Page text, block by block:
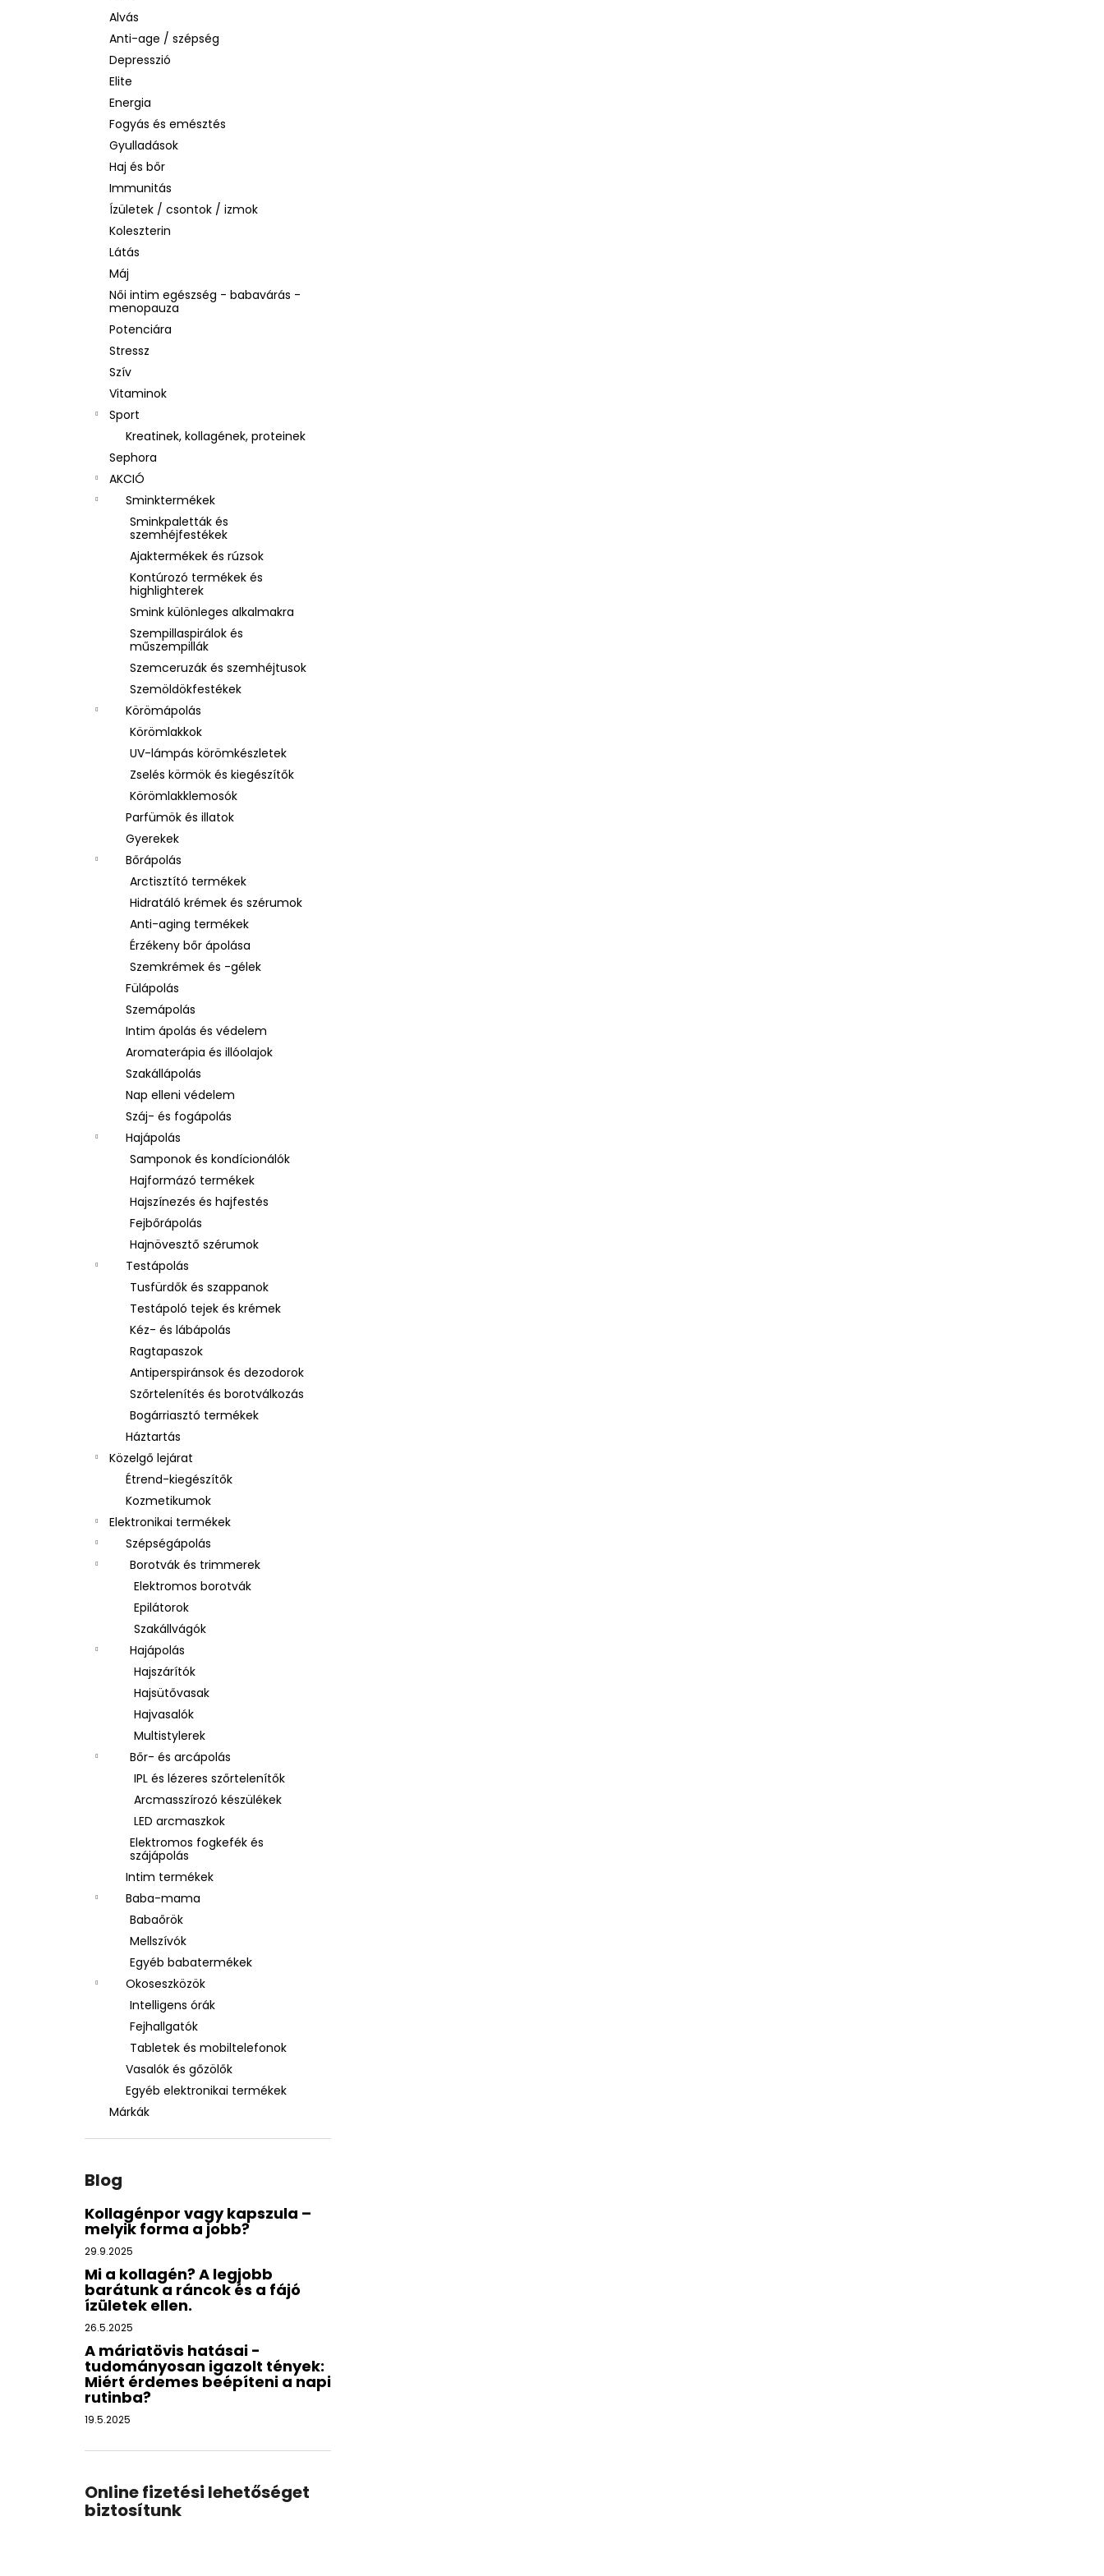
Alvás
Anti-age / szépség
Depresszió
Elite
Energia
Fogyás és emésztés
Gyulladások
Haj és bőr
Immunitás
Ízületek / csontok / izmok
Koleszterin
Látás
Máj
Női intim egészség - babavárás -
menopauza
Potenciára
Stressz
Szív
Vitaminok
Sport
Kreatinek, kollagének, proteinek
Sephora
AKCIÓ
Sminktermékek
Sminkpaletták és
szemhéjfestékek
Ajaktermékek és rúzsok
Kontúrozó termékek és
highlighterek
Smink különleges alkalmakra
Szempillaspirálok és
műszempillák
Szemceruzák és szemhéjtusok
Szemöldökfestékek
Körömápolás
Körömlakkok
UV-lámpás körömkészletek
Zselés körmök és kiegészítők
Körömlakklemosók
Parfümök és illatok
Gyerekek
Bőrápolás
Arctisztító termékek
Hidratáló krémek és szérumok
Anti-aging termékek
Érzékeny bőr ápolása
Szemkrémek és -gélek
Fülápolás
Szemápolás
Intim ápolás és védelem
Aromaterápia és illóolajok
Szakállápolás
Nap elleni védelem
Száj- és fogápolás
Hajápolás
Samponok és kondícionálók
Hajformázó termékek
Hajszínezés és hajfestés
Fejbőrápolás
Hajnövesztő szérumok
Testápolás
Tusfürdők és szappanok
Testápoló tejek és krémek
Kéz- és lábápolás
Ragtapaszok
Antiperspiránsok és dezodorok
Szőrtelenítés és borotválkozás
Bogárriasztó termékek
Háztartás
Közelgő lejárat
Étrend-kiegészítők
Kozmetikumok
Elektronikai termékek
Szépségápolás
Borotvák és trimmerek
Elektromos borotvák
Epilátorok
Szakállvágók
Hajápolás
Hajszárítók
Hajsütővasak
Hajvasalók
Multistylerek
Bőr- és arcápolás
IPL és lézeres szőrtelenítők
Arcmasszírozó készülékek
LED arcmaszkok
Elektromos fogkefék és
szájápolás
Intim termékek
Baba-mama
Babaőrök
Mellszívók
Egyéb babatermékek
Okoseszközök
Intelligens órák
Fejhallgatók
Tabletek és mobiltelefonok
Vasalók és gőzölők
Egyéb elektronikai termékek
Márkák
Blog
Kollagénpor vagy kapszula –
melyik forma a jobb?
29.9.2025
Mi a kollagén? A legjobb
barátunk a ráncok és a fájó
ízületek ellen.
26.5.2025
A máriatövis hatásai -
tudományosan igazolt tények:
Miért érdemes beépíteni a napi
rutinba?
19.5.2025
Online fizetési lehetőséget
biztosítunk
BIODERMA PHOTODERM AQUAFLUID
INVISIBLE SPF 50+ – LÁTHATATLAN
ARCVÉDŐ KRÉM, 40 ML
2 480 Ft
Korábbi: 6 870 Ft